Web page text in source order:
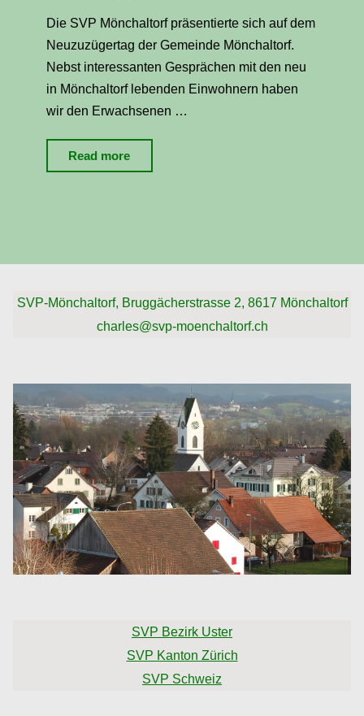
Die SVP Mönchaltorf präsentierte sich auf dem
Neuzuzügertag der Gemeinde Mönchaltorf.
Nebst interessanten Gesprächen mit den neu
in Mönchaltorf lebenden Einwohnern haben
wir den Erwachsenen …
Read more
SVP-Mönchaltorf, Bruggächerstrasse 2, 8617 Mönchaltorf
charles@svp-moenchaltorf.ch
SVP Bezirk Uster
SVP Kanton Zürich
SVP Schweiz